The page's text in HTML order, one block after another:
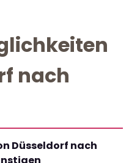
nach
Düsseldorf nach